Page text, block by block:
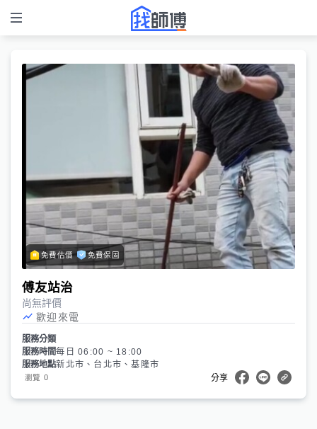
免費估價 免費保固
傅友站治
尚無評價
歡迎來電
服務分類
服務時間每日 06:00 ~ 18:00
服務地點新北市、台北市、基隆市
瀏覽 0 分享